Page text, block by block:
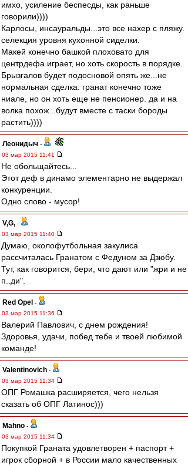
имхо, усиление беспесды, как раньше
говорили))))
Карлосы, инсауральды...это все нахер с пляжу.
селекция уровня кухонной сиделки.
Макей конечно башкой плоховато для
центрдефа играет, но хоть скорость в порядке.
Брызгалов будет подосновой опять же...не
нормальная сделка. гранат конечно тоже
ниале, но он хоть еще не пенсионер. да и на
волка похож...будут вместе с таски бороды
растить))))
Леонидыч -
03 мар 2015 11:41
Не обольщайтесь...
Этот деф в динамо элементарно не выдержал
конкуренции.
Одно слово - мусор!
V,G, -
03 мар 2015 11:40
Думаю, околофутбольная закулиса
рассчиталась Гранатом с Федуном за Дзюбу.
Тут, как говорится, бери, что дают или "жри и не
п..ди".
Red Opel -
03 мар 2015 11:36
Валерий Павлович, с днем рождения!
Здоровья, удачи, побед тебе и твоей любимой
команде!
Valentinovich -
03 мар 2015 11:34
ОПГ Ромашка расширяется, чего нельзя
сказать об ОПГ Латинос)))
Mahno -
03 мар 2015 11:34
Покупкой Граната удовлетворен + паспорт +
игрок сборной + в России мало качественных